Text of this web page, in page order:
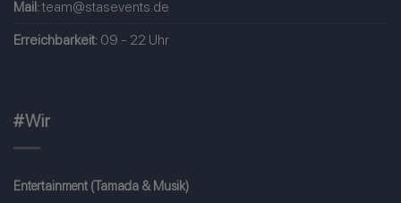
Mail:team@stasevents.de
Erreichbarkeit: 09 - 22 Uhr
#Wir
Entertainment (Tamada & Musik)